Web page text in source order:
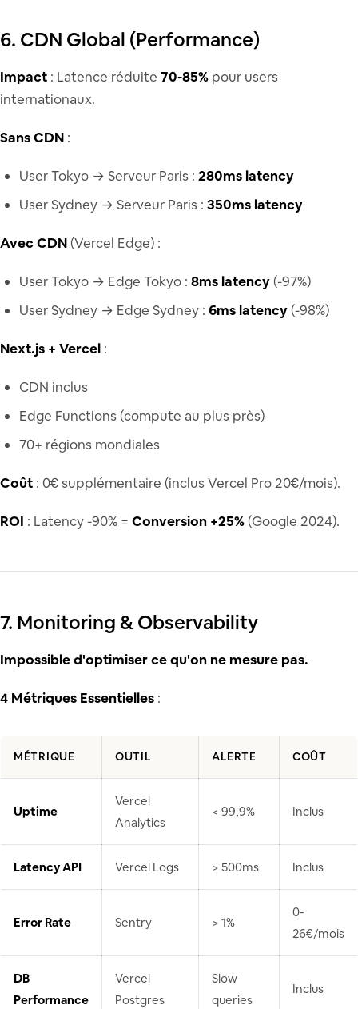
6. CDN Global (Performance)
Impact : Latence réduite 70-85% pour users
internationaux.
Sans CDN :
User Tokyo → Serveur Paris : 280ms latency
User Sydney → Serveur Paris : 350ms latency
Avec CDN(Vercel Edge) :
User Tokyo → Edge Tokyo : 8ms latency(-97%)
User Sydney → Edge Sydney : 6ms latency(-98%)
Next.js + Vercel :
CDN inclus
Edge Functions (compute au plus près)
70+ régions mondiales
Coût : 0€ supplémentaire (inclus Vercel Pro 20€/mois).
ROI : Latency -90% = Conversion +25%(Google 2024).
7. Monitoring & Observability
Impossible d'optimiser ce qu'on ne mesure pas.
4 Métriques Essentielles :
MÉTRIQUE OUTIL ALERTE COÛT
Uptime
Vercel
Analytics
< 99,9% Inclus
Latency API Vercel Logs > 500ms Inclus
Error Rate Sentry > 1%
0-
26€/mois
DB
Performance
Vercel
Postgres
Slow
queries
Inclus